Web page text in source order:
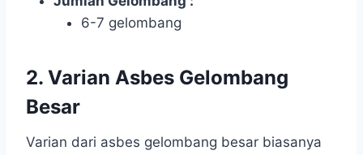
6-7 gelombang
2. Varian Asbes Gelombang
Besar
Varian dari asbes gelombang besar biasanya